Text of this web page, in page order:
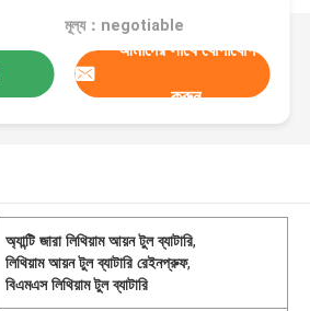
মূল্য：negotiable
আমাদের সাথে যোগাযোগ
করুন
অ্যান্টি জারা লিথিয়াম আয়ন টুল ব্যাটারি,
লিথিয়াম আয়ন টুল ব্যাটারি রেইনপ্রুফ,
বিএমএস লিথিয়াম টুল ব্যাটারি